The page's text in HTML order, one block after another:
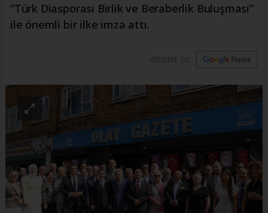
“Türk Diasporası Birlik ve Beraberlik Buluşması”
ile önemli bir ilke imza attı.